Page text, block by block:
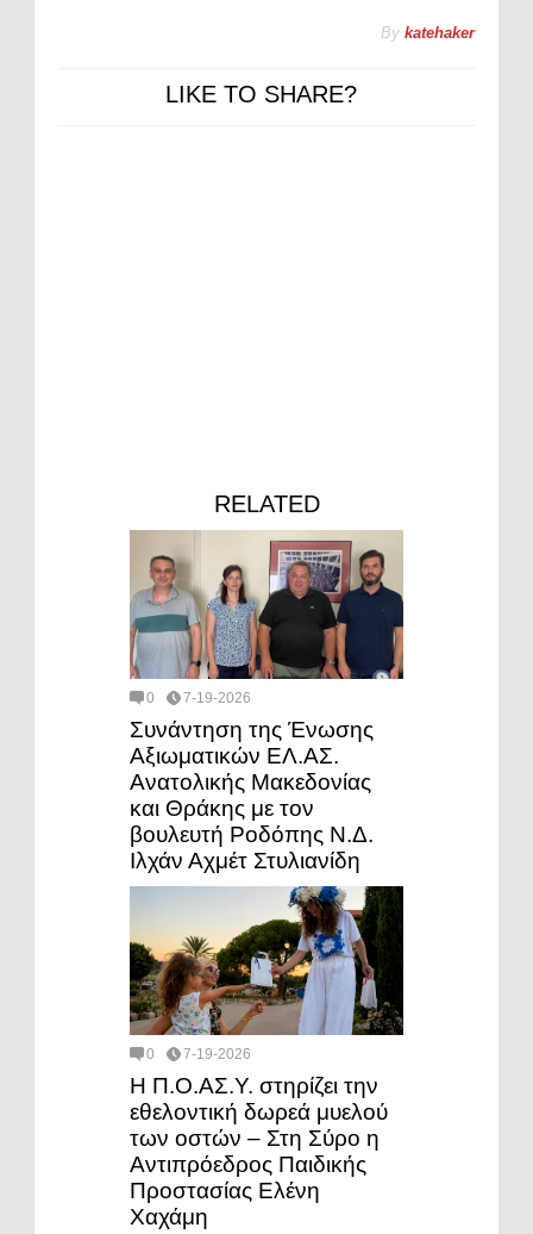
By katehaker
LIKE TO SHARE?
RELATED
0 7-19-2026
Συνάντηση της Ένωσης
Αξιωματικών ΕΛ.ΑΣ.
Ανατολικής Μακεδονίας
και Θράκης με τον
βουλευτή Ροδόπης Ν.Δ.
Ιλχάν Αχμέτ Στυλιανίδη
0 7-19-2026
Η Π.Ο.ΑΣ.Υ. στηρίζει την
εθελοντική δωρεά μυελού
των οστών – Στη Σύρο η
Αντιπρόεδρος Παιδικής
Προστασίας Ελένη
Χαχάμη